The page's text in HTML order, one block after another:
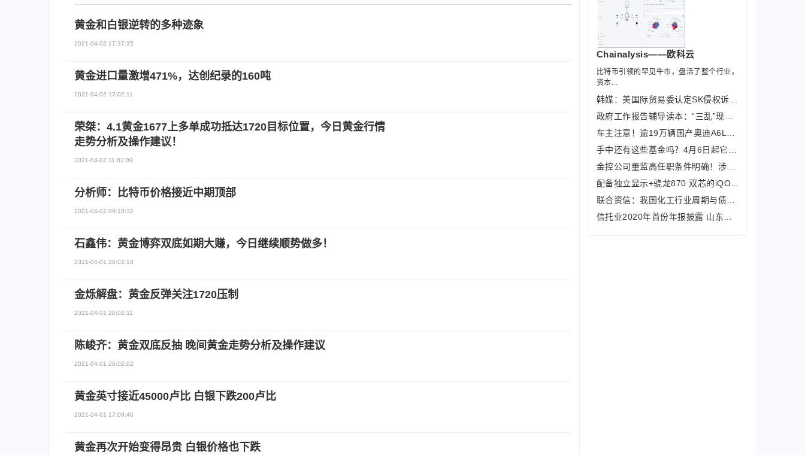
黄金和白银逆转的多种迹象
2021-04-02 17:37:35
黄金进口量激增471%，达创纪录的160吨
2021-04-02 17:02:11
荣桀：4.1黄金1677上多单成功抵达1720目标位置，今日黄金行情
走势分析及操作建议！
2021-04-02 11:02:09
分析师：比特币价格接近中期顶部
2021-04-02 09:18:32
石鑫伟：黄金博弈双底如期大赚，今日继续顺势做多！
2021-04-01 20:02:18
金烁解盘：黄金反弹关注1720压制
2021-04-01 20:02:11
陈峻齐：黄金双底反抽 晚间黄金走势分析及操作建议
2021-04-01 20:02:02
黄金英寸接近45000卢比 白银下跌200卢比
2021-04-01 17:09:46
黄金再次开始变得昂贵 白银价格也下跌
Chainalysis——欧科云
比特币引领的罕见牛市，盘活了整个行业，
资本...